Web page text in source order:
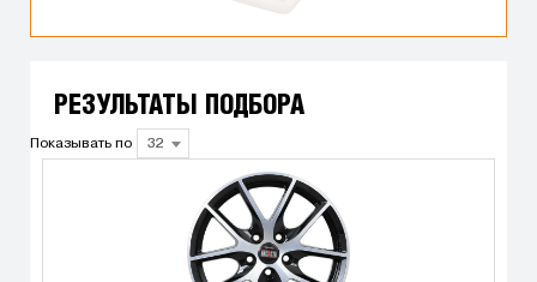
РЕЗУЛЬТАТЫ ПОДБОРА
Показывать по 32